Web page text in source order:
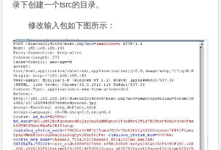
录下创建一个tsrc的目录。
修改输入包如下图所示：